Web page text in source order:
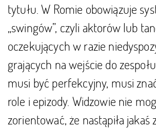
tytułu. W Romie obowiązuje
„swingów”, czyli aktorów lub
oczekujących w razie
grających na wejście do
musi być perfekcyjny, musi
role i epizody. Widzowie nie
zorientować, że nastąpiła jakaś